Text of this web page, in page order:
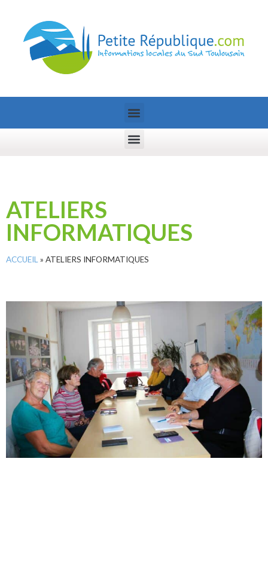
ATELIERS
INFORMATIQUES
ACCUEIL » ATELIERS INFORMATIQUES